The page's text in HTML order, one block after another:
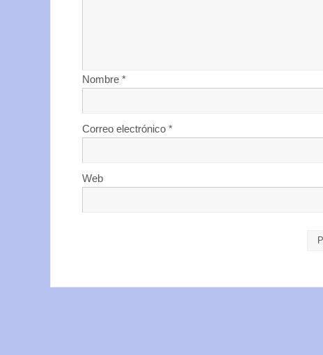
Nombre *
Correo electrónico *
Web